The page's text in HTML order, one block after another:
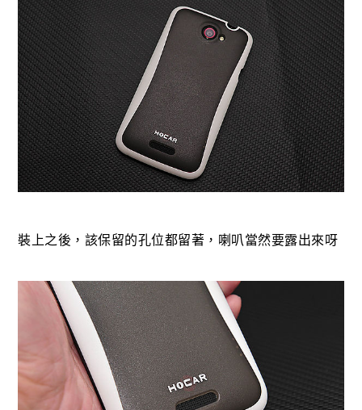
裝上之後，該保留的孔位都留著，喇叭當然要露出來呀